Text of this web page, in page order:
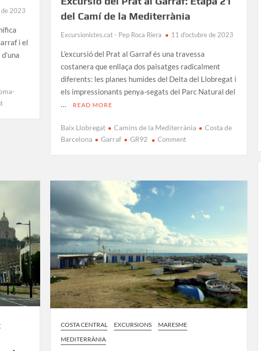
2023
i el
on
a
la
costa
del Camí de la Mediterrània
Excursionistes.cat - Pep Roca Riera 11 d'octubre de 2023
L’excursió del Prat al Garraf és una travessa
costanera que enllaça dos paisatges radicalment
diferents: les planes humides del Delta del Llobregat i
els impressionants penya-segats del Parc Natural del
…
READ MORE
Baix Llobregat Camins de la Mediterrània
Costa de
Barcelona
Garraf GR92 Commenton
al
21
Camí
de
la
Mediterrània
COSTA CENTRAL EXCURSIONS
MARESME
MEDITERRÀNIA